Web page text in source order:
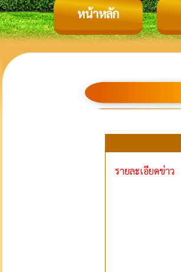
หน้าหลัก
รายละเอียดข่าว